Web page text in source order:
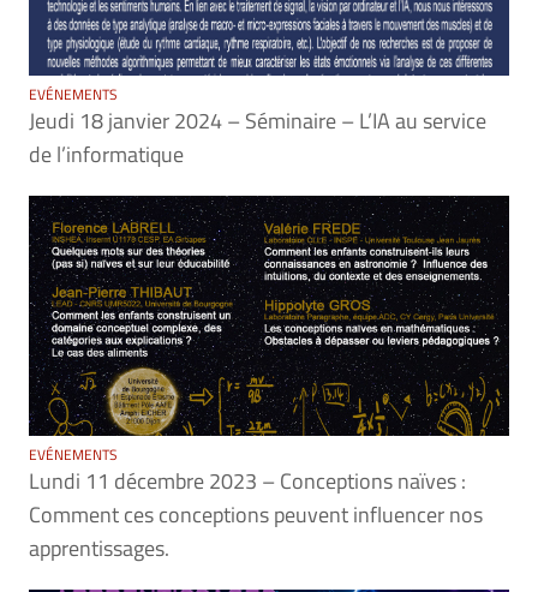
EVÉNEMENTS
Jeudi 18 janvier 2024 – Séminaire – L’IA au service
de l’informatique
EVÉNEMENTS
Lundi 11 décembre 2023 – Conceptions naïves :
Comment ces conceptions peuvent influencer nos
apprentissages.